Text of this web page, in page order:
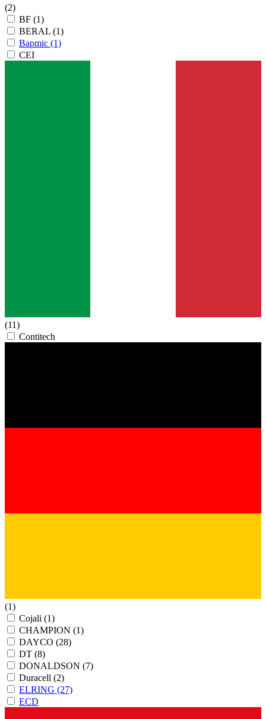
(2)
BF (1)
BERAL (1)
Bapmic (1)
CEI
(11)
Contitech
(1)
Cojali (1)
CHAMPION (1)
DAYCO (28)
DT (8)
DONALDSON (7)
Duracell (2)
ELRING (27)
ECD